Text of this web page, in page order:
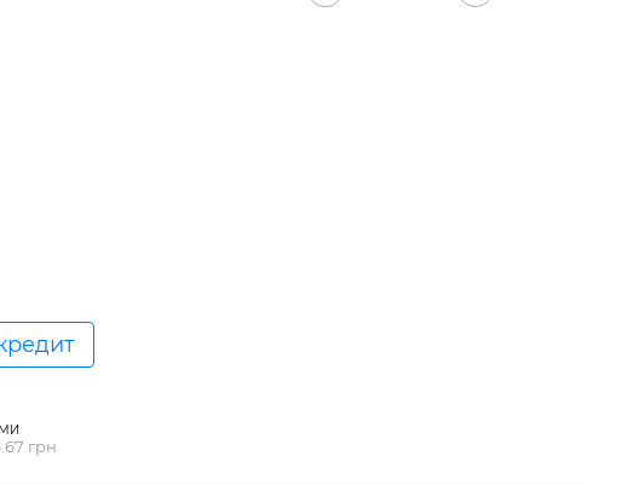
грн